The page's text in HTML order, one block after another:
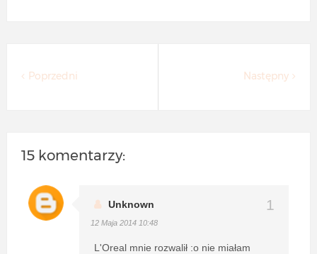
Następny
Poprzedni
15 komentarzy:
Unknown
12 Maja 2014 10:48
L'Oreal mnie rozwalił :o nie miałam